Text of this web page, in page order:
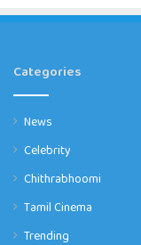
Categories
News
Celebrity
Chithrabhoomi
Tamil Cinema
Trending